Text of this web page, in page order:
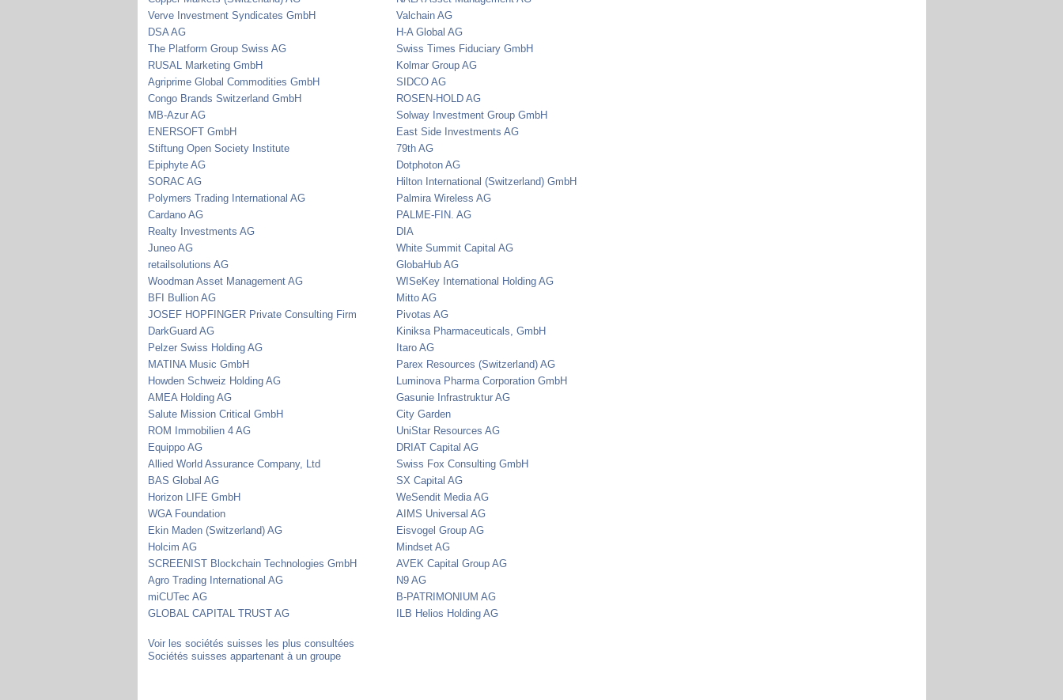
Verve Investment Syndicates GmbH
Valchain AG
DSA AG
H-A Global AG
The Platform Group Swiss AG
Swiss Times Fiduciary GmbH
RUSAL Marketing GmbH
Kolmar Group AG
Agriprime Global Commodities GmbH
SIDCO AG
Congo Brands Switzerland GmbH
ROSEN-HOLD AG
MB-Azur AG
Solway Investment Group GmbH
ENERSOFT GmbH
East Side Investments AG
Stiftung Open Society Institute
79th AG
Epiphyte AG
Dotphoton AG
SORAC AG
Hilton International (Switzerland) GmbH
Polymers Trading International AG
Palmira Wireless AG
Cardano AG
PALME-FIN. AG
Realty Investments AG
DIA
Juneo AG
White Summit Capital AG
retailsolutions AG
GlobaHub AG
Woodman Asset Management AG
WISeKey International Holding AG
BFI Bullion AG
Mitto AG
JOSEF HOPFINGER Private Consulting Firm
Pivotas AG
DarkGuard AG
Kiniksa Pharmaceuticals, GmbH
Pelzer Swiss Holding AG
Itaro AG
MATINA Music GmbH
Parex Resources (Switzerland) AG
Howden Schweiz Holding AG
Luminova Pharma Corporation GmbH
AMEA Holding AG
Gasunie Infrastruktur AG
Salute Mission Critical GmbH
City Garden
ROM Immobilien 4 AG
UniStar Resources AG
Equippo AG
DRIAT Capital AG
Allied World Assurance Company, Ltd
Swiss Fox Consulting GmbH
BAS Global AG
SX Capital AG
Horizon LIFE GmbH
WeSendit Media AG
WGA Foundation
AIMS Universal AG
Ekin Maden (Switzerland) AG
Eisvogel Group AG
Holcim AG
Mindset AG
SCREENIST Blockchain Technologies GmbH
AVEK Capital Group AG
Agro Trading International AG
N9 AG
miCUTec AG
B-PATRIMONIUM AG
GLOBAL CAPITAL TRUST AG
ILB Helios Holding AG
Voir les sociétés suisses les plus consultées
Sociétés suisses appartenant à un groupe